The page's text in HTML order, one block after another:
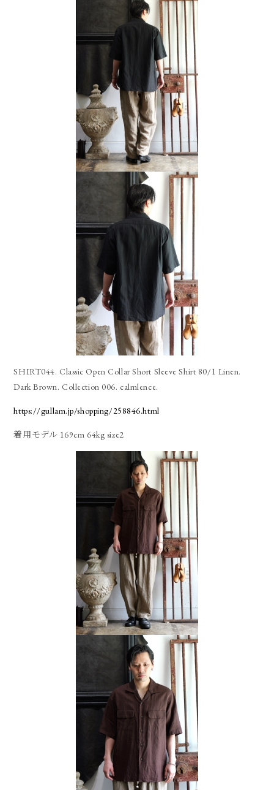
SHIRT044. Classic Open Collar Short Sleeve Shirt 80/1 Linen.
Dark Brown. Collection 006. calmlence.
https://gullam.jp/shopping/258846.html
着用モデル 169cm 64kg size2